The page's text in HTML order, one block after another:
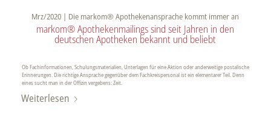
Mrz/2020 | Die markom® Apothekenansprache kommt immer an
markom® Apothekenmailings sind seit Jahren in den
deutschen Apotheken bekannt und beliebt
Ob Fachinformationen, Schulungsmaterialien, Unterlagen für eine Aktion oder anderweitige postalische
Erinnerungen. Die richtige Ansprache gegenüber dem Fachkreispersonal ist ein elementarer Teil. Denn
eines sucht man in der Offizin vergebens: Zeit.
Weiterlesen